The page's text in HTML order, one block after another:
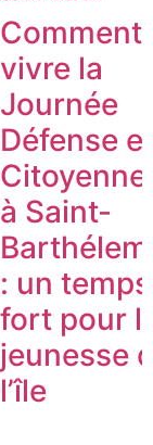
Comment
vivre la
Journée
Défense et
à Saint-
: un temps
fort pour
jeunesse
l’île